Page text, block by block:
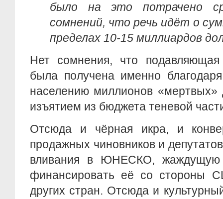
было на это потрачено
сомнений, что речь идёт о
пределах 10-15 миллиардов
Нет сомнения, что подавляющая
была получена именно
населению миллионов
изъятием из бюджета теневой
Отсюда и чёрная икра, и
продажных чиновников и
вливания в ЮНЕСКО, жаждущую
финансировать её со стороны
других стран. Отсюда и